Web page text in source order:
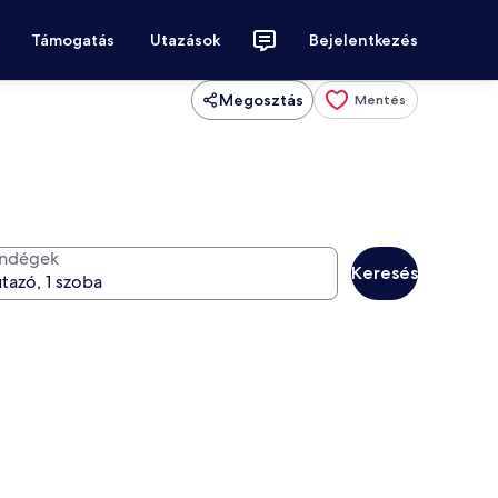
Támogatás Utazások Bejelentkezés
Megosztás Mentés
Keresés